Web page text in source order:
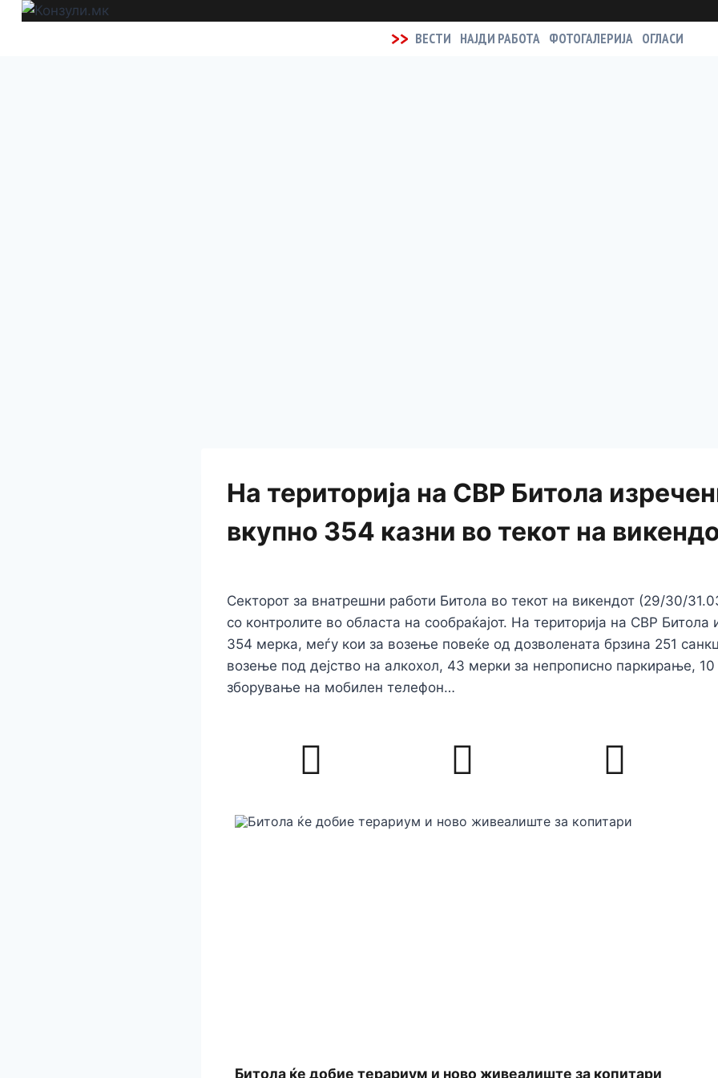
>> ВЕСТИ НАЈДИ РАБОТА ФОТОГАЛЕРИЈА ОГЛАСИ
На територија на СВР Битола
вкупно 354 казни во текот на
Секторот за внатрешни работи Битола во текот на викендот (29/30/
со контролите во областа на сообраќајот. На територија на СВР Битола
354 меркa, меѓу кои за возење повеќе од дозволената брзина 251
возење под дејство на алкохол, 43 мерки за непрописно паркирање,
зборување на мобилен телефон…
Битола ќе добие терариум и ново живеалиште за копитари